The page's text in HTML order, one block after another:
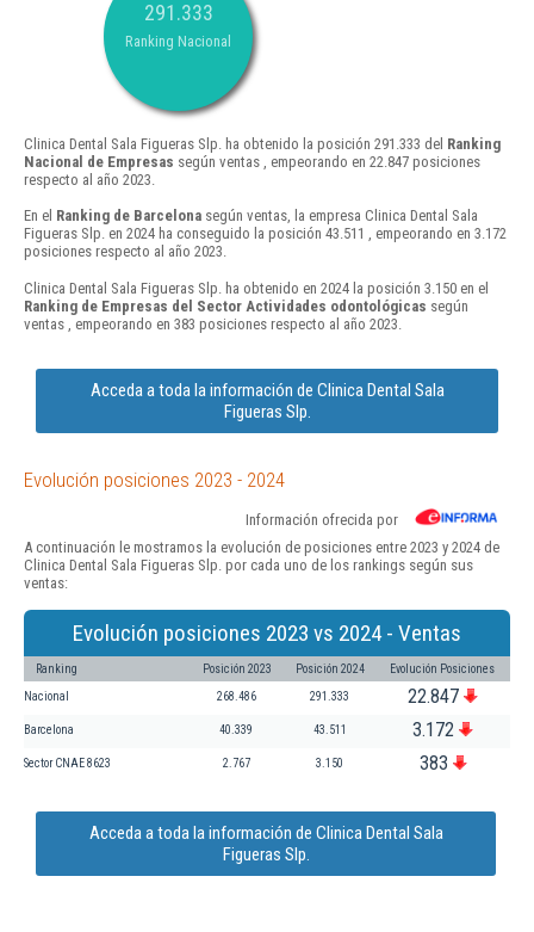
291.333
Ranking Nacional
Clinica Dental Sala Figueras Slp. ha obtenido la posición 291.333 del Ranking
Nacional de Empresas según ventas , empeorando en 22.847 posiciones
respecto al año 2023.
En el Ranking de Barcelona según ventas, la empresa Clinica Dental Sala
Figueras Slp. en 2024 ha conseguido la posición 43.511 , empeorando en 3.172
posiciones respecto al año 2023.
Clinica Dental Sala Figueras Slp. ha obtenido en 2024 la posición 3.150 en el
Ranking de Empresas del Sector Actividades odontológicas según
ventas , empeorando en 383 posiciones respecto al año 2023.
Acceda a toda la información de Clinica Dental Sala
Figueras Slp.
Evolución posiciones 2023 - 2024
Información ofrecida por
A continuación le mostramos la evolución de posiciones entre 2023 y 2024 de
Clinica Dental Sala Figueras Slp. por cada uno de los rankings según sus
ventas:
Evolución posiciones 2023 vs 2024 - Ventas
Ranking Posición 2023 Posición 2024 Evolución Posiciones
Nacional 268.486 291.333 22.847
Barcelona 40.339 43.511 3.172
Sector CNAE 8623 2.767 3.150 383
Acceda a toda la información de Clinica Dental Sala
Figueras Slp.